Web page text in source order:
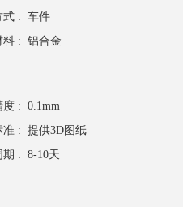
式 : 车件
料 : 铝合金
度 : 0.1mm
准 :
提供3D图纸
期 :
8-10天